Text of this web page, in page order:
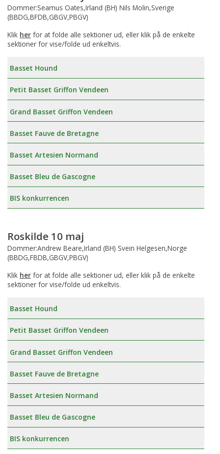
Dommer:Seamus Oates,Irland (BH) Nils Molin,Sverige
(BBDG,BFDB,GBGV,PBGV)
Klik her for at folde alle sektioner ud, eller klik på de enkelte
sektioner for vise/folde ud enkeltvis.
Basset Hound
Petit Basset Griffon Vendeen
Grand Basset Griffon Vendeen
Basset Fauve de Bretagne
Basset Artesien Normand
Basset Bleu de Gascogne
BIS konkurrencen
Roskilde 10 maj
Dommer:Andrew Beare,Irland (BH) Svein Helgesen,Norge
(BBDG,FBDB,GBGV,PBGV)
Klik her for at folde alle sektioner ud, eller klik på de enkelte
sektioner for vise/folde ud enkeltvis.
Basset Hound
Petit Basset Griffon Vendeen
Grand Basset Griffon Vendeen
Basset Fauve de Bretagne
Basset Artesien Normand
Basset Bleu de Gascogne
BIS konkurrencen